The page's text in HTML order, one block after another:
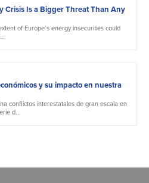
Crisis Is a Bigger Threat Than Any
of Europe’s energy insecurities could
y su impacto en nuestra
conflictos interestatales de gran escala en
d...